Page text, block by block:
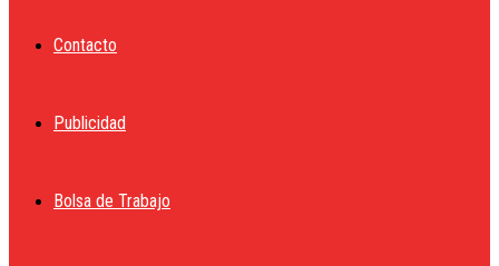
Contacto
Publicidad
Bolsa de Trabajo